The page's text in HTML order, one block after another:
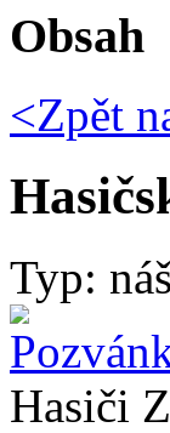
Obsah
<Zpět
Typ:
Hasiči